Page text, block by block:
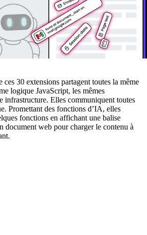
30 extensions partagent toutes la même
logique JavaScript, les mêmes
infrastructure. Elles communiquent toutes
Promettant des fonctions d’IA, elles
fonctions en affichant une balise
web pour charger le contenu à